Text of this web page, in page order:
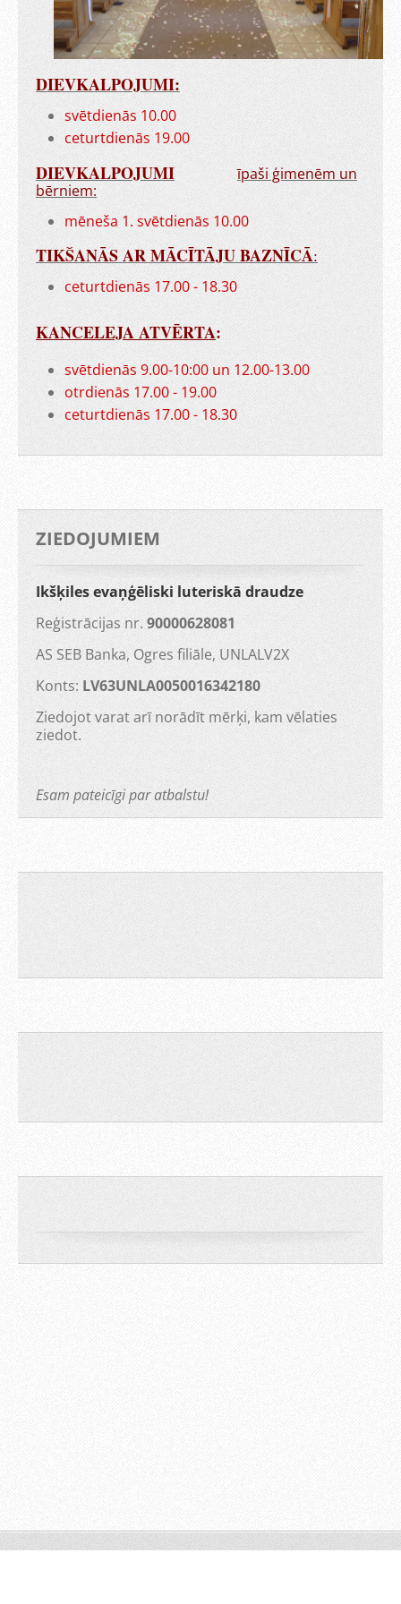
DIEVKALPOJUMI:
svētdienās 10.00
ceturtdienās 19.00
DIEVKALPOJUMI
īpaši ģimenēm un
bērniem:
mēneša 1. svētdienās 10.00
TIKŠANĀS AR MĀCĪTĀJU BAZNĪCĀ:
ceturtdienās 17.00 - 18.30
KANCELEJA ATVĒRTA:
svētdienās 9.00-10:00 un 12.00-13.00
otrdienās 17.00 - 19.00
ceturtdienās 17.00 - 18.30
ZIEDOJUMIEM
Ikšķiles evaņģēliski luteriskā draudze
Reģistrācijas nr. 90000628081
AS SEB Banka, Ogres filiāle, UNLALV2X
Konts: LV63UNLA0050016342180
Ziedojot varat arī norādīt mērķi, kam vēlaties
ziedot.
Esam pateicīgi par atbalstu!